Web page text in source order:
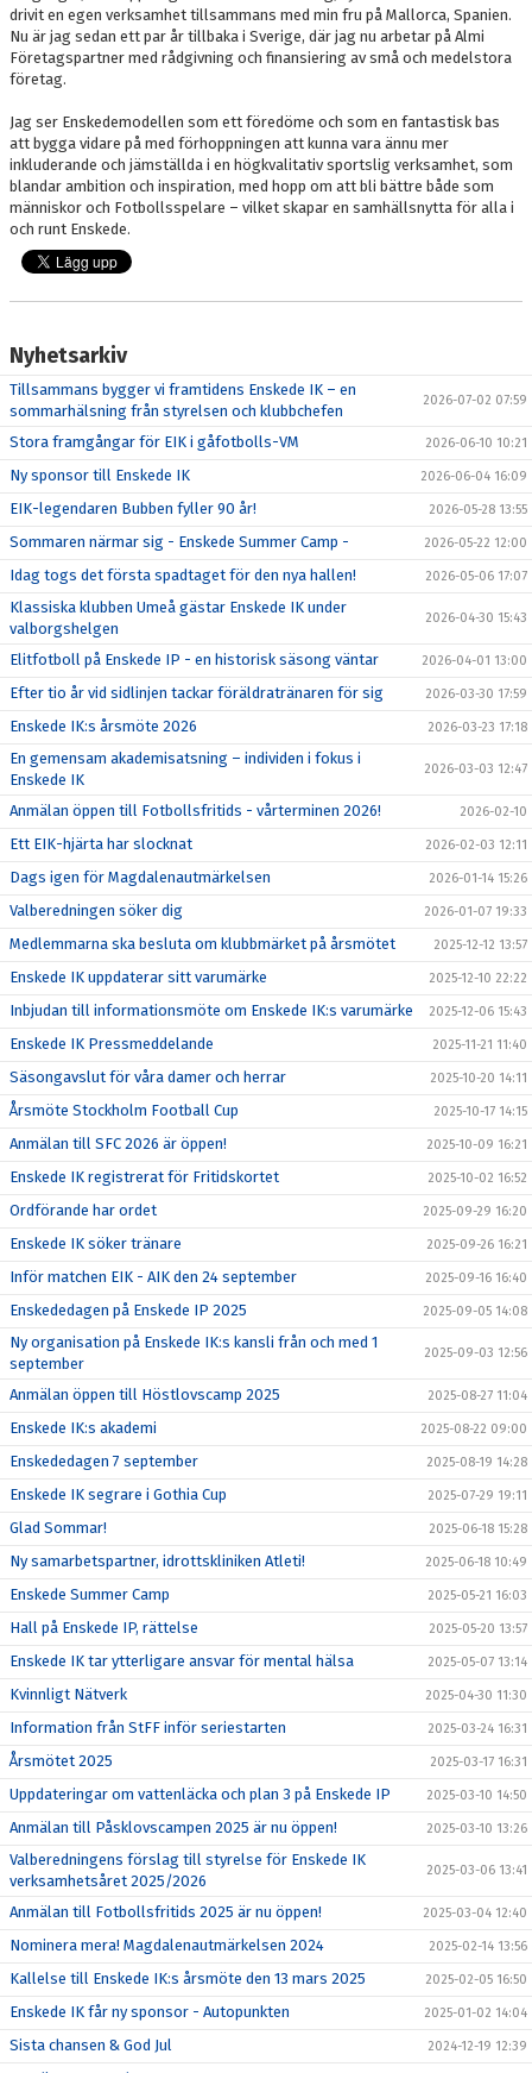
drivit en egen verksamhet tillsammans med min fru på Mallorca, Spanien.
Nu är jag sedan ett par år tillbaka i Sverige, där jag nu arbetar på Almi
Företagspartner med rådgivning och finansiering av små och medelstora
företag.
Jag ser Enskedemodellen som ett föredöme och som en fantastisk bas
att bygga vidare på med förhoppningen att kunna vara ännu mer
inkluderande och jämställda i en högkvalitativ sportslig verksamhet, som
blandar ambition och inspiration, med hopp om att bli bättre både som
människor och Fotbollsspelare – vilket skapar en samhällsnytta för alla i
och runt Enskede.
Nyhetsarkiv
Tillsammans bygger vi framtidens Enskede IK – en
sommarhälsning från styrelsen och klubbchefen
2026-07-02 07:59
Stora framgångar för EIK i gåfotbolls-VM 2026-06-10 10:21
Ny sponsor till Enskede IK 2026-06-04 16:09
EIK-legendaren Bubben fyller 90 år! 2026-05-28 13:55
Sommaren närmar sig - Enskede Summer Camp - 2026-05-22 12:00
Idag togs det första spadtaget för den nya hallen! 2026-05-06 17:07
Klassiska klubben Umeå gästar Enskede IK under
valborgshelgen
2026-04-30 15:43
Elitfotboll på Enskede IP - en historisk säsong väntar 2026-04-01 13:00
Efter tio år vid sidlinjen tackar föräldratränaren för sig 2026-03-30 17:59
Enskede IK:s årsmöte 2026 2026-03-23 17:18
En gemensam akademisatsning – individen i fokus i
Enskede IK
2026-03-03 12:47
Anmälan öppen till Fotbollsfritids - vårterminen 2026! 2026-02-10
Ett EIK-hjärta har slocknat 2026-02-03 12:11
Dags igen för Magdalenautmärkelsen 2026-01-14 15:26
Valberedningen söker dig 2026-01-07 19:33
Medlemmarna ska besluta om klubbmärket på årsmötet 2025-12-12 13:57
Enskede IK uppdaterar sitt varumärke 2025-12-10 22:22
Inbjudan till informationsmöte om Enskede IK:s varumärke 2025-12-06 15:43
Enskede IK Pressmeddelande 2025-11-21 11:40
Säsongavslut för våra damer och herrar 2025-10-20 14:11
Årsmöte Stockholm Football Cup 2025-10-17 14:15
Anmälan till SFC 2026 är öppen! 2025-10-09 16:21
Enskede IK registrerat för Fritidskortet 2025-10-02 16:52
Ordförande har ordet 2025-09-29 16:20
Enskede IK söker tränare 2025-09-26 16:21
Inför matchen EIK - AIK den 24 september 2025-09-16 16:40
Enskededagen på Enskede IP 2025 2025-09-05 14:08
Ny organisation på Enskede IK:s kansli från och med 1
september
2025-09-03 12:56
Anmälan öppen till Höstlovscamp 2025 2025-08-27 11:04
Enskede IK:s akademi 2025-08-22 09:00
Enskededagen 7 september 2025-08-19 14:28
Enskede IK segrare i Gothia Cup 2025-07-29 19:11
Glad Sommar! 2025-06-18 15:28
Ny samarbetspartner, idrottskliniken Atleti! 2025-06-18 10:49
Enskede Summer Camp 2025-05-21 16:03
Hall på Enskede IP, rättelse 2025-05-20 13:57
Enskede IK tar ytterligare ansvar för mental hälsa 2025-05-07 13:14
Kvinnligt Nätverk 2025-04-30 11:30
Information från StFF inför seriestarten 2025-03-24 16:31
Årsmötet 2025 2025-03-17 16:31
Uppdateringar om vattenläcka och plan 3 på Enskede IP 2025-03-10 14:50
Anmälan till Påsklovscampen 2025 är nu öppen! 2025-03-10 13:26
Valberedningens förslag till styrelse för Enskede IK
verksamhetsåret 2025/2026
2025-03-06 13:41
Anmälan till Fotbollsfritids 2025 är nu öppen! 2025-03-04 12:40
Nominera mera! Magdalenautmärkelsen 2024 2025-02-14 13:56
Kallelse till Enskede IK:s årsmöte den 13 mars 2025 2025-02-05 16:50
Enskede IK får ny sponsor - Autopunkten 2025-01-02 14:04
Sista chansen & God Jul 2024-12-19 12:39